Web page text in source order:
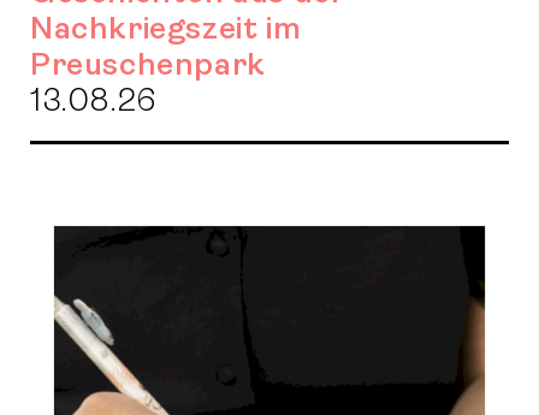
Nachkriegszeit im
Preuschenpark
13.08.26